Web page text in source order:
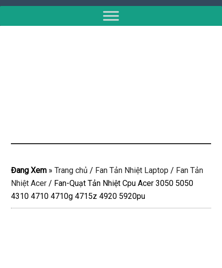
Đang Xem »Trang chủ / Fan Tản Nhiệt Laptop / Fan Tản
Nhiệt Acer / Fan-Quạt Tản Nhiệt Cpu Acer 3050 5050
4310 4710 4710g 4715z 4920 5920pu